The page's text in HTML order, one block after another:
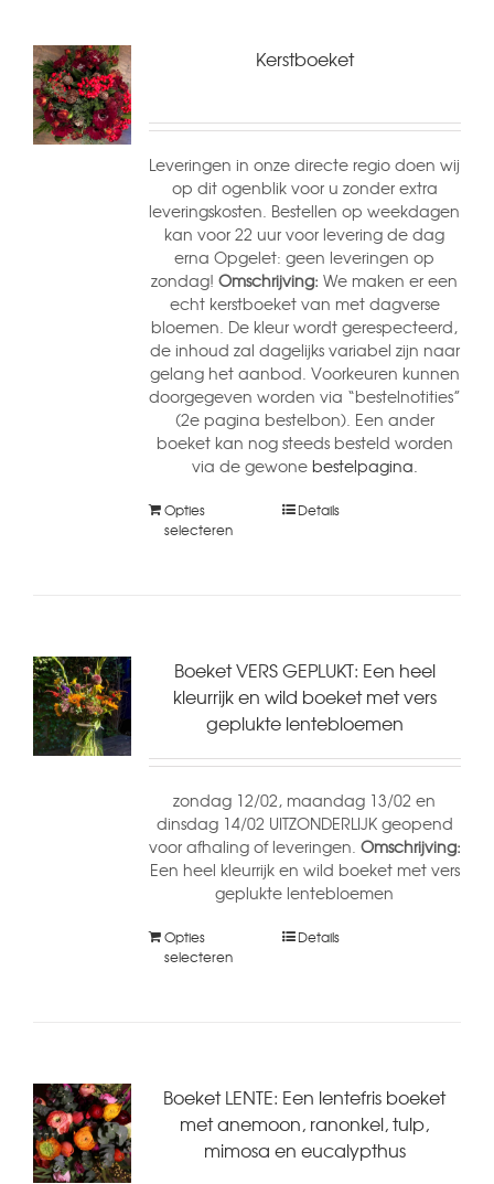
Kerstboeket
Leveringen in onze directe regio doen wij
op dit ogenblik voor u zonder extra
leveringskosten. Bestellen op weekdagen
kan voor 22 uur voor levering de dag
erna Opgelet: geen leveringen op
zondag!Omschrijving: We maken er een
echt kerstboeket van met dagverse
bloemen. De kleur wordt gerespecteerd,
de inhoud zal dagelijks variabel zijn naar
gelang het aanbod. Voorkeuren kunnen
doorgegeven worden via “bestelnotities”
(2e pagina bestelbon). Een ander
boeket kan nog steeds besteld worden
via de gewone bestelpagina.
Opties
selecteren
Details
Boeket VERS GEPLUKT: Een heel
kleurrijk en wild boeket met vers
geplukte lentebloemen
zondag 12/02, maandag 13/02 en
dinsdag 14/02 UITZONDERLIJK geopend
voor afhaling of leveringen. Omschrijving:
Een heel kleurrijk en wild boeket met vers
geplukte lentebloemen
Opties
selecteren
Details
Boeket LENTE: Een lentefris boeket
met anemoon, ranonkel, tulp,
mimosa en eucalypthus